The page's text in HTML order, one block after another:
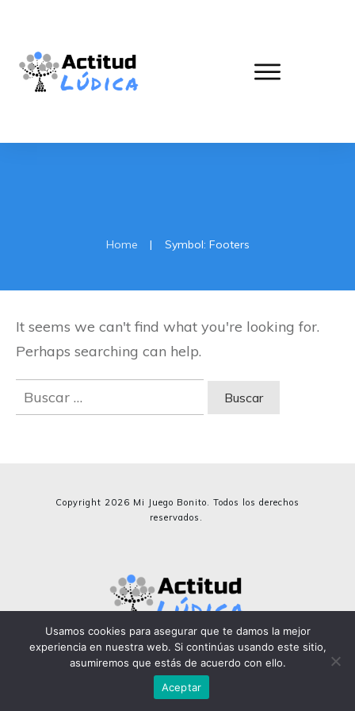
Home | Symbol: Footers
It seems we can't find what you're looking for.
Perhaps searching can help.
Buscar:
info@actitudludica.es
Copyright 2026 Mi Juego Bonito. Todos los derechos
reservados.
Usamos cookies para asegurar que te damos la mejor
experiencia en nuestra web. Si continúas usando este sitio,
asumiremos que estás de acuerdo con ello.
Aceptar